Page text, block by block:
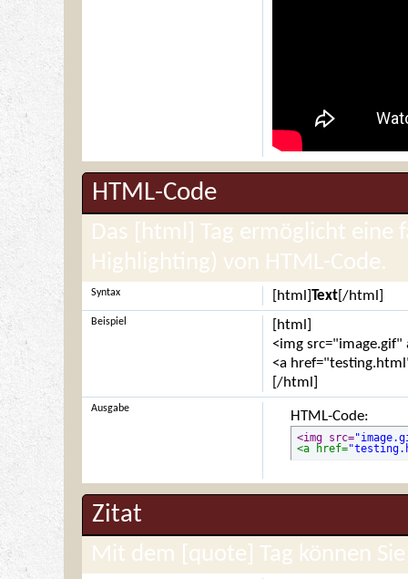
HTML-Code
Das [html] Tag ermöglicht eine
Highlighting) von HTML-Code.
[html]Text[/html]
Syntax
[html]
<img
<a
[/html]
Beispiel
HTML-Code:
<img src=
<a href=
Ausgabe
Zitat
Mit dem [quote] Tag können